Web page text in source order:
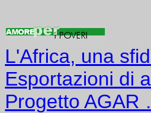
L'Africa, una
Esportazioni di
Progetto